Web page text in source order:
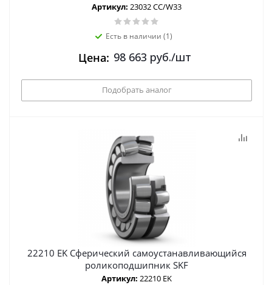
Артикул: 23032 CC/W33
Есть в наличии (1)
Цена: 98 663 руб./шт
Подобрать аналог
22210 EK Сферический самоустанавливающийся
роликоподшипник SKF
Артикул: 22210 EK